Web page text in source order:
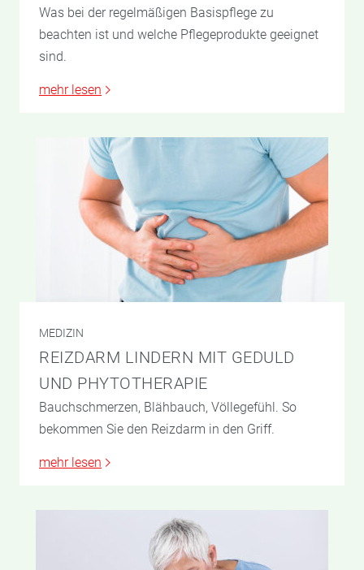
Was bei der regelmäßigen Basispflege zu
beachten ist und welche Pflegeprodukte geeignet
sind.
mehr lesen
MEDIZIN
REIZDARM LINDERN MIT GEDULD
UND PHYTOTHERAPIE
Bauchschmerzen, Blähbauch, Völlegefühl. So
bekommen Sie den Reizdarm in den Griff.
mehr lesen